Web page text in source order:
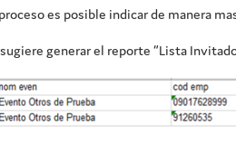
es posible indicar de manera
sugiere generar el reporte “Lista